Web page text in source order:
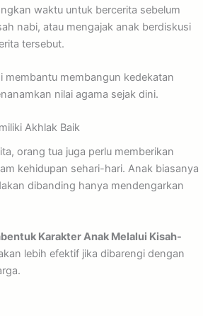
waktu untuk bercerita sebelum
nabi, atau mengajak anak berdiskusi
tersebut.
membantu membangun kedekatan
nilai agama sejak dini.
Akhlak Baik
orang tua juga perlu memberikan
kehidupan sehari-hari. Anak biasanya
dibanding hanya mendengarkan
Karakter Anak Melalui Kisah-
lebih efektif jika dibarengi dengan